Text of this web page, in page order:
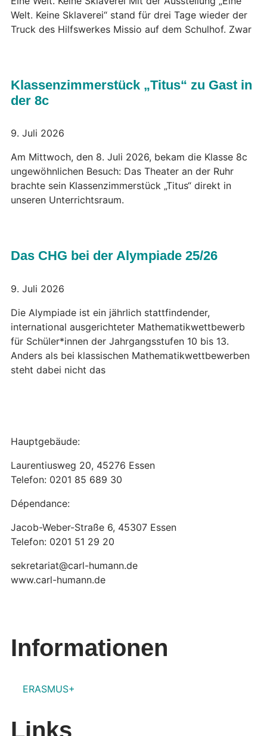
Welt. Keine Sklaverei“ stand für drei Tage wieder der
Truck des Hilfswerkes Missio auf dem Schulhof. Zwar
Klassenzimmerstück „Titus“ zu Gast in
der 8c
9. Juli 2026
Am Mittwoch, den 8. Juli 2026, bekam die Klasse 8c
ungewöhnlichen Besuch: Das Theater an der Ruhr
brachte sein Klassenzimmerstück „Titus“ direkt in
unseren Unterrichtsraum.
Das CHG bei der Alympiade 25/26
9. Juli 2026
Die Alympiade ist ein jährlich stattfindender,
international ausgerichteter Mathematikwettbewerb
für Schüler*innen der Jahrgangsstufen 10 bis 13.
Anders als bei klassischen Mathematikwettbewerben
steht dabei nicht das
Hauptgebäude:
Laurentiusweg 20, 45276 Essen
Telefon: 0201 85 689 30
Dépendance:
Jacob-Weber-Straße 6, 45307 Essen
Telefon: 0201 51 29 20
sekretariat@carl-humann.de
www.carl-humann.de
Informationen
ERASMUS+
Links